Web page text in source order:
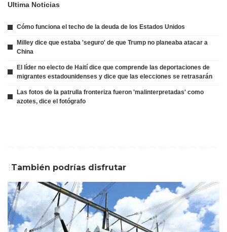
Ultima Noticias
Cómo funciona el techo de la deuda de los Estados Unidos
Milley dice que estaba 'seguro' de que Trump no planeaba atacar a
China
El líder no electo de Haití dice que comprende las deportaciones de
migrantes estadounidenses y dice que las elecciones se retrasarán
Las fotos de la patrulla fronteriza fueron 'malinterpretadas' como
azotes, dice el fotógrafo
También podrías disfrutar